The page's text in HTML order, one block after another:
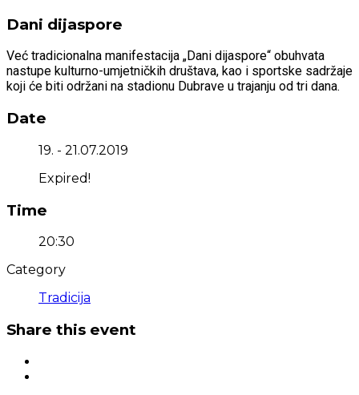
Dani dijaspore
Već tradicionalna manifestacija „Dani dijaspore“ obuhvata
nastupe kulturno-umjetničkih društava, kao i sportske sadržaje
koji će biti održani na stadionu Dubrave u trajanju od tri dana.
Date
19. - 21.07.2019
Expired!
Time
20:30
Category
Tradicija
Share this event